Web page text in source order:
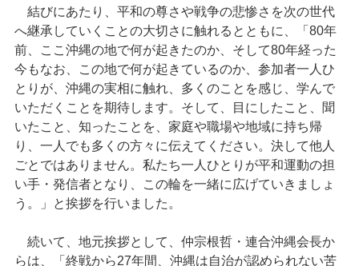
結びにあたり、平和の尊さや戦争の悲惨さを次の世代
へ継承していくことの大切さに触れるとともに、「80年
前、ここ沖縄の地で何が起きたのか、そして80年経った
今もなお、この地で何が起きているのか、参加者一人ひ
とりが、沖縄の実相に触れ、多くのことを感じ、学んで
いただくことを期待します。そして、目にしたこと、聞
いたこと、知ったことを、家庭や職場や地域に持ち帰
り、一人でも多くの方々に伝えてください。決して他人
ごとではありません。私たち一人ひとりが平和運動の担
い手・発信者となり、この輪を一緒に広げていきましょ
う。」と挨拶を行いました。
続いて、地元挨拶として、仲宗根哲・連合沖縄会長か
らは、「終戦から27年間、沖縄は自治が認められない苦